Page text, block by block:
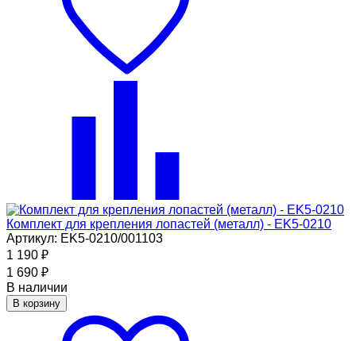
Комплект для крепления лопастей (металл) - EK5-0210
Артикул: EK5-0210/001103
1 190 ₽
1 690 ₽
В наличии
В корзину